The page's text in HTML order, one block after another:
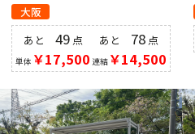
大阪
あと 49点
単体 ￥17,500
あと 78 点
連結￥14,500